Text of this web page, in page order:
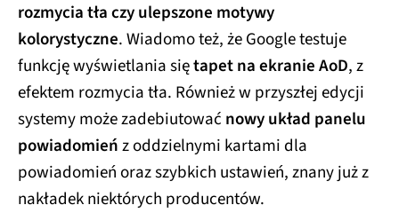
rozmycia tła czy ulepszone motywy
kolorystyczne. Wiadomo też, że Google testuje
funkcję wyświetlania siętapet na ekranie AoD, z
efektem rozmycia tła. Również w przyszłej edycji
systemy może zadebiutować nowy układ panelu
powiadomieńz oddzielnymi kartami dla
powiadomień oraz szybkich ustawień, znany już z
nakładek niektórych producentów.